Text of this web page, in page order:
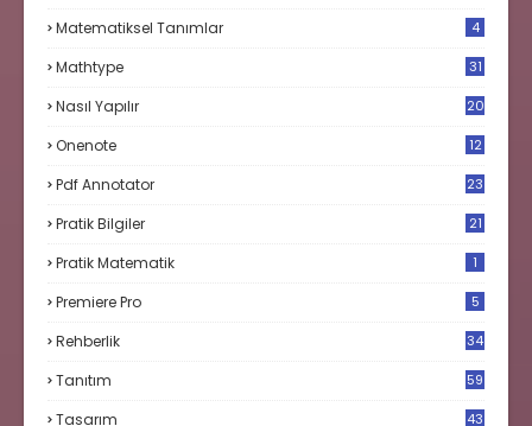
Matematiksel Tanımlar 4
Mathtype 31
Nasıl Yapılır 20
Onenote 12
Pdf Annotator 23
Pratik Bilgiler 21
Pratik Matematik 1
Premiere Pro 5
Rehberlik 34
Tanıtım 59
Tasarım 43